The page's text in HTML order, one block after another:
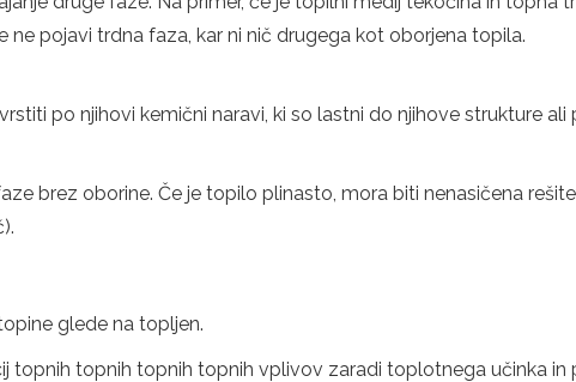
pojavi trdna faza, kar ni nič drugega kot oborjena topila.
po njihovi kemični naravi, ki so lastni do njihove strukture ali
brez oborine. Če je topilo plinasto, mora biti nenasičena
glede na topljen.
topnih topnih topnih topnih vplivov zaradi toplotnega učinka in